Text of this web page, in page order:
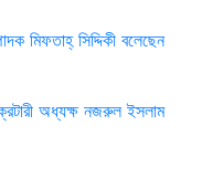
মিফতাহ্ সিদ্দিকী বলেছেন
অধ্যক্ষ নজরুল ইসলাম